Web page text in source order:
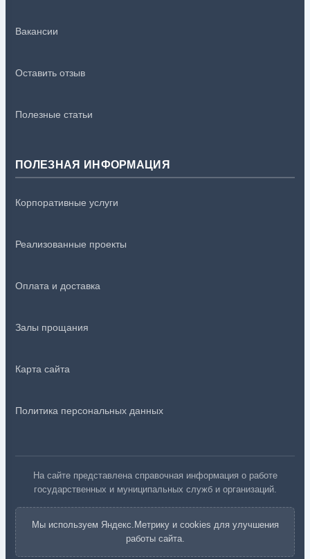
Вакансии
Оставить отзыв
Полезные статьи
ПОЛЕЗНАЯ ИНФОРМАЦИЯ
Корпоративные услуги
Реализованные проекты
Оплата и доставка
Залы прощания
Карта сайта
Политика персональных данных
На сайте представлена справочная информация о работе
государственных и муниципальных служб и организаций.
Мы используем Яндекс.Метрику и cookies для улучшения
работы сайта.